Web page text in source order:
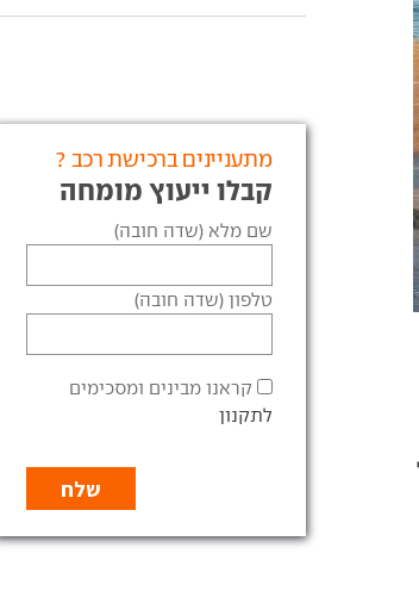
מתעניינים ברכישת רכב ?
קבלו ייעוץ מומחה
שם מלא (שדה חובה)
טלפון (שדה חובה)
קראנו מבינים ומסכימים
לתקנון